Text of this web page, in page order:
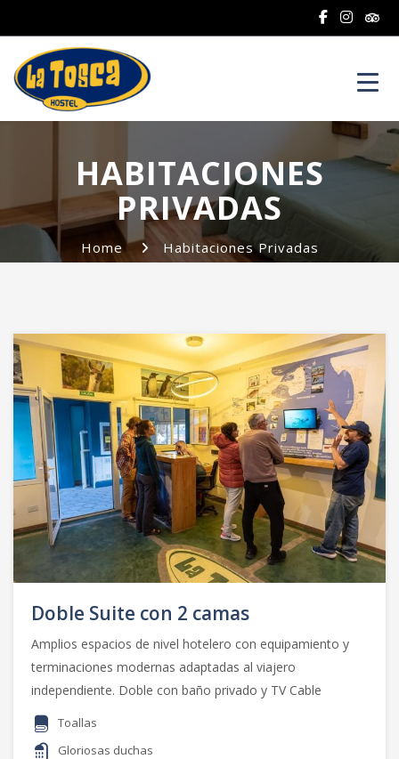
HABITACIONES
PRIVADAS
Home Habitaciones Privadas
Doble Suite con 2 camas
Amplios espacios de nivel hotelero con equipamiento y
terminaciones modernas adaptadas al viajero
independiente. Doble con baño privado y TV Cable
Toallas
Gloriosas duchas